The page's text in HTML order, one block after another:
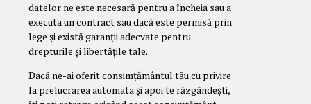
datelor ne este necesară pentru a încheia sau a
executa un contract sau dacă este permisă prin
lege și există garanții adecvate pentru
drepturile și libertățile tale.
Dacă ne-ai oferit consimțământul tău cu privire
la prelucrarea automata și apoi te răzgândești,